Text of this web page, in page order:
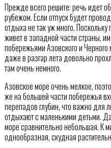
Прежде всего решите: речь идет
рубежом. Если отпуск будет
отдыха не так уж много.
живет в западной части страны,
побережьями Азовского и
даже в разгар лета довольно
там очень немного.
Азовское море очень мелкое,
же на большей части побережья
перепадов глубин, что важно для
отдыхают с маленькими детьми.
море сравнительно небольшая. К
однообразная, скудная